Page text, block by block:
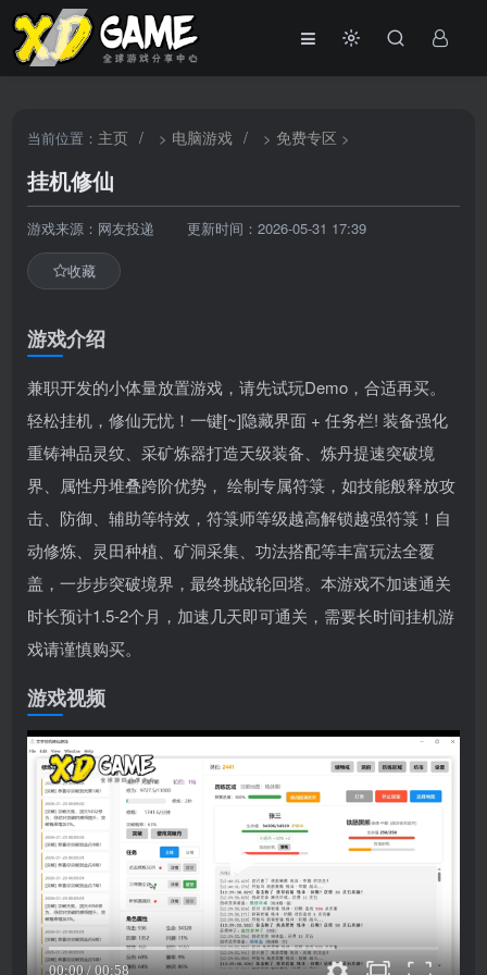
当前位置： 主页 / > 电脑游戏 / > 免费专区 >
挂机修仙
游戏来源：网友投递 更新时间：2026-05-31 17:39
收藏
游戏介绍
兼职开发的小体量放置游戏，请先试玩Demo，合适再买。
轻松挂机，修仙无忧！一键[~]隐藏界面 + 任务栏! 装备强化
重铸神品灵纹、采矿炼器打造天级装备、炼丹提速突破境
界、属性丹堆叠跨阶优势， 绘制专属符箓，如技能般释放攻
击、防御、辅助等特效，符箓师等级越高解锁越强符箓！自
动修炼、灵田种植、矿洞采集、功法搭配等丰富玩法全覆
盖，一步步突破境界，最终挑战轮回塔。本游戏不加速通关
时长预计1.5-2个月，加速几天即可通关，需要长时间挂机游
戏请谨慎购买。
游戏视频